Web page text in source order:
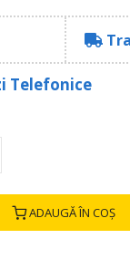
Telefonice
ADAUGĂ ÎN COȘ